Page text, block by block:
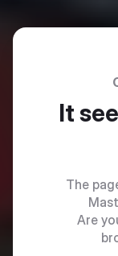
It
The
Are